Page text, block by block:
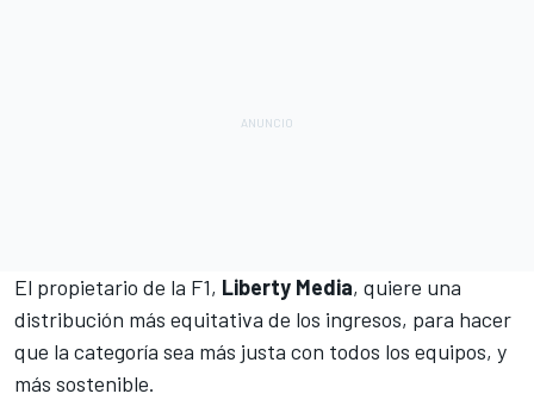
El propietario de la F1, Liberty Media, quiere una
distribución más equitativa de los ingresos, para hacer
que la categoría sea más justa con todos los equipos, y
más sostenible.